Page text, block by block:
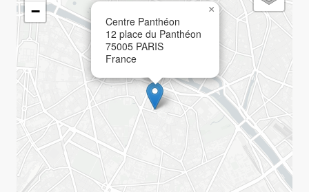
Centre Panthéon
12 place du Panthéon
75005 PARIS
France
×
−